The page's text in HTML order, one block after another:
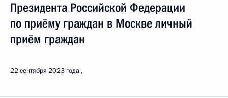
Президента Российской Федерации
по приёму граждан в Москве личный
приём граждан
22 сентября 2023 года